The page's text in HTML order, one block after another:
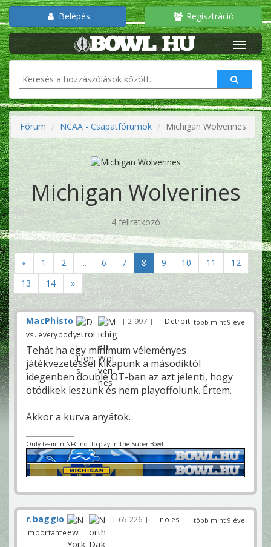
Belépés Regisztráció
Fórum NCAA - Csapatfórumok Michigan Wolverines
Michigan Wolverines
4 feliratkozó
« 1 2 ... 6 7 8 9 10 11
12
13
14 »
több mint 9 éve
MacPhisto 2 997
— Detroit
vs. everybody
Tehát ha egy minimum véleményes
játékvezetéssel kikapunk a másodiktól
idegenben double OT-ban az azt jelenti, hogy
ötödikek leszünk és nem playoffolunk. Értem.
Akkor a kurva anyátok.
Only team in NFC not to play in the Super Bowl.
több mint 9 éve
r.baggio 65 226
— no es
importante